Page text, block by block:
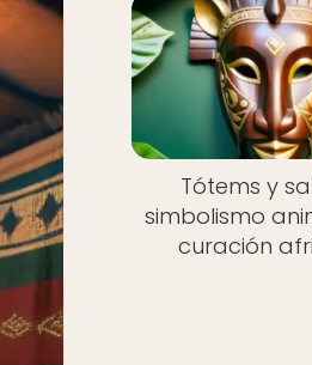
Tótems y
simbolismo
curación